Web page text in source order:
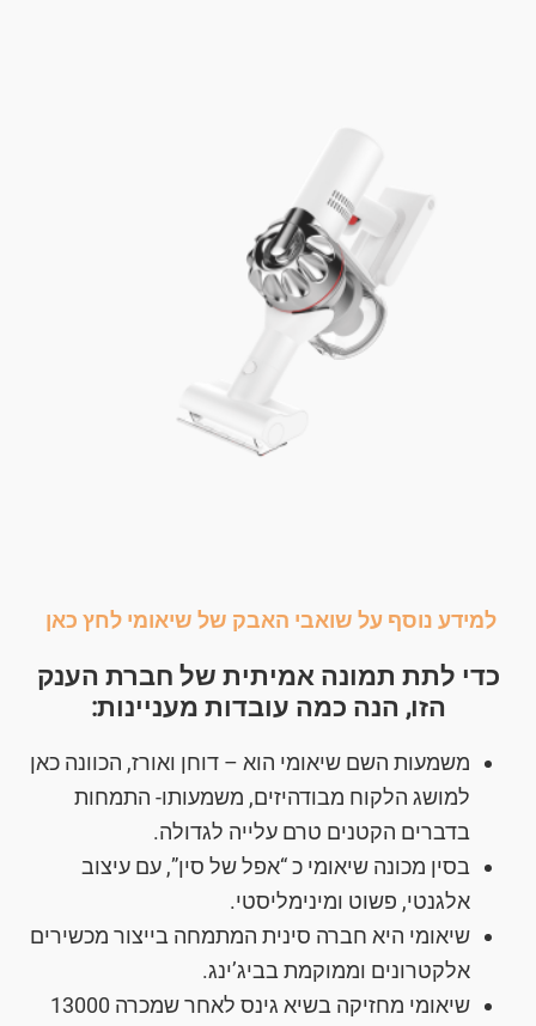
למידע נוסף על שואבי האבק של שיאומי לחץ כאן
כדי לתת תמונה אמיתית של חברת הענק
הזו, הנה כמה עובדות מעניינות:
משמעות השם שיאומי הוא – דוחן ואורז, הכוונה כאן
למושג הלקוח מבודהיזים, משמעותו- התמחות
בדברים הקטנים טרם עלייה לגדולה.
בסין מכונה שיאומי כ “אפל של סין”, עם עיצוב
אלגנטי, פשוט ומינימליסטי.
שיאומי היא חברה סינית המתמחה בייצור מכשירים
אלקטרונים וממוקמת בביג’ינג.
שיאומי מחזיקה בשיא גינס לאחר שמכרה 13000